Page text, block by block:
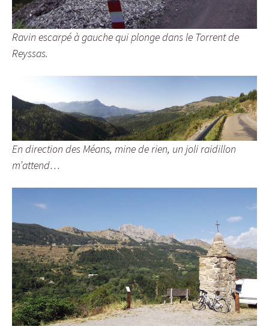
Ravin escarpé à gauche qui plonge dans le Torrent de
Reyssas.
En direction des Méans, mine de rien, un joli raidillon
m’attend…